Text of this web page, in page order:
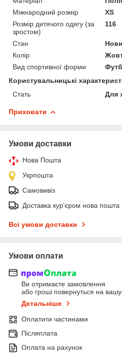
Міжнародний розмір
XS
Розмір дитячого одягу (за
зростом)
116
Стан
Колір
Вид спортивної форми
Користувальницькі
Стать
Для
Приховати
Умови доставки
Нова Пошта
Укрпошта
Самовивіз
Доставка кур'єром нова пошта
Всі умови доставки
Умови оплати
Ви отримаєте замовлення
або гроші повернуться на вашу
Детальніше
Оплатити частинами
Післяплата
Оплата на рахунок